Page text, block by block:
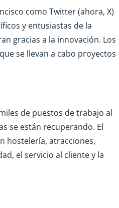
como Twitter (ahora, X)
y entusiastas de la
gracias a la innovación. Los
se llevan a cabo proyectos
de puestos de trabajo al
se están recuperando. El
hostelería, atracciones,
el servicio al cliente y la